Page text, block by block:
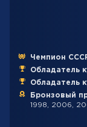
Чемпион
Обладатель
Обладатель
Бронзовый
1998, 2006,